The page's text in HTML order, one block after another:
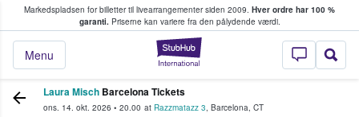
Markedspladsen for billetter til livearrangementer siden 2009. Hver ordre har 100 %
garanti.Priserne kan variere fra den pålydende værdi.
StubHub - Hvor
Menu
køber og sælger billetter
Laura Misch Barcelona Tickets
ons. 14. okt. 2026 • 20.00 at Razzmatazz 3, Barcelona, CT